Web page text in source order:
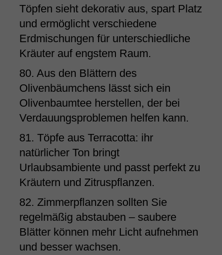
Töpfen sieht dekorativ aus, spart Platz
und ermöglicht verschiedene
Erdmischungen für unterschiedliche
Kräuter auf engstem Raum.
80. Aus den Blättern des
Olivenbäumchens lässt sich ein
Olivenbaumtee herstellen, der bei
Verdauungsproblemen helfen kann.
81. Töpfe aus Terracotta: ihr
natürlicher Ton bringt
Urlaubsambiente und passt perfekt zu
Kräutern und Zitruspflanzen.
82. Zimmerpflanzen sollten Sie
regelmäßig abstauben – saubere
Blätter können mehr Licht aufnehmen
und besser wachsen.